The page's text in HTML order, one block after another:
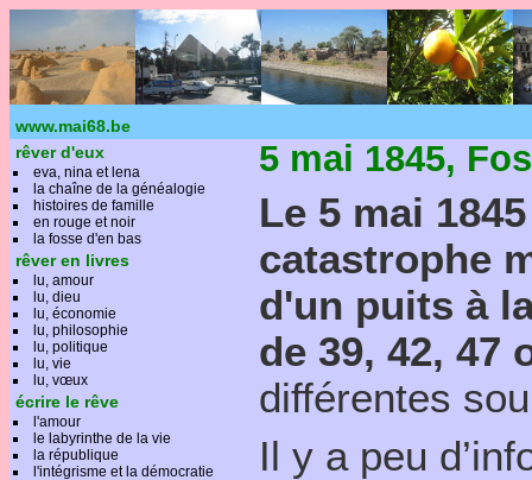
www.mai68.be
rêver d'eux
eva, nina et lena
la chaîne de la généalogie
histoires de famille
en rouge et noir
la fosse d'en bas
rêver en livres
lu, amour
lu, dieu
lu, économie
lu, philosophie
lu, politique
lu, vie
lu, vœux
écrire le rêve
l'amour
le labyrinthe de la vie
la république
l'intégrisme et la démocratie
5 mai 1845,
Le 5 mai
catastrophe
d'un puits à
de 39, 42, 47
différentes
Il y a peu